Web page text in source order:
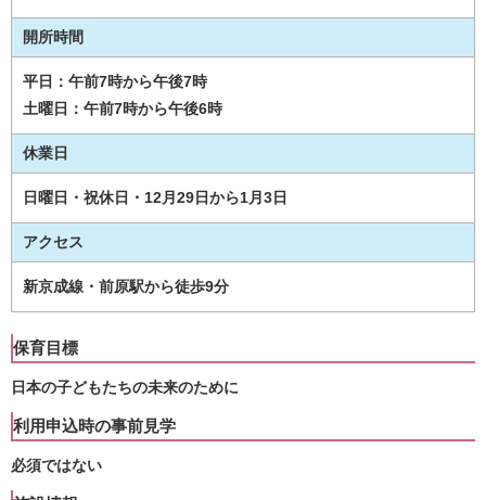
開所時間
平日：午前7時から午後7時
土曜日：午前7時から午後6時
休業日
日曜日・祝休日・12月29日から1月3日
アクセス
新京成線・前原駅から徒歩9分
保育目標
日本の子どもたちの未来のために
利用申込時の事前見学
必須ではない